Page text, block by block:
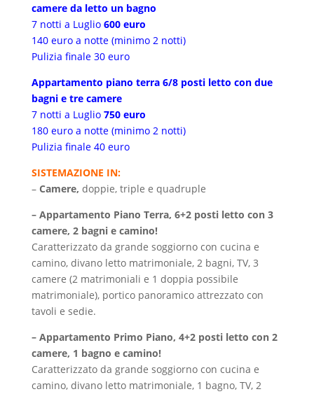
camere da letto un bagno
7 notti a Luglio600 euro
140 euro a notte (minimo 2 notti)
Pulizia finale 30 euro
Appartamento piano terra 6/8 posti letto con due
bagni e tre camere
7 notti a Luglio 750 euro
180 euro a notte (minimo 2 notti)
Pulizia finale 40 euro
SISTEMAZIONE IN:
– Camere, doppie, triple e quadruple
– Appartamento Piano Terra, 6+2 posti letto con 3
camere, 2 bagni e camino!
Caratterizzato da grande soggiorno con cucina e
camino, divano letto matrimoniale, 2 bagni, TV, 3
camere (2 matrimoniali e 1 doppia possibile
matrimoniale), portico panoramico attrezzato con
tavoli e sedie.
– Appartamento Primo Piano, 4+2 posti letto con 2
camere, 1 bagno e camino!
Caratterizzato da grande soggiorno con cucina e
camino, divano letto matrimoniale, 1 bagno, TV, 2